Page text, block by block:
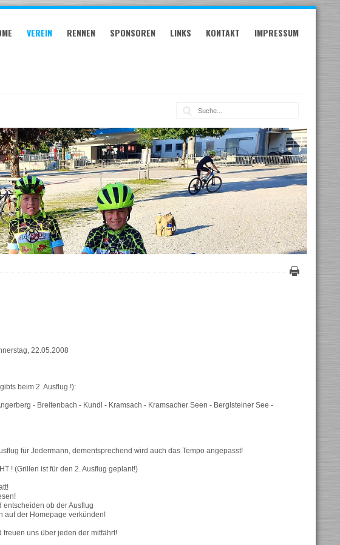
VEREIN RENNEN SPONSOREN LINKS KONTAKT IMPRESSUM
Suche:
22.05.2008
beim 2. Ausflug !):
- Breitenbach - Kundl - Kramsach - Kramsacher Seen - Berglsteiner See -
für Jedermann, dementsprechend wird auch das Tempo angepasst!
! (Grillen ist für den 2. Ausflug geplant!)
entscheiden ob der Ausflug
auf der Homepage verkünden!
freuen uns über jeden der mitfährt!